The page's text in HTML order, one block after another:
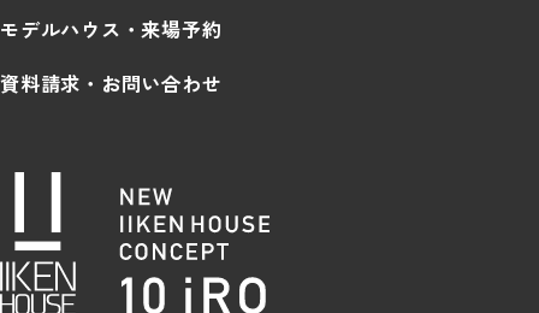
モデルハウス・来場予約
資料請求・お問い合わせ